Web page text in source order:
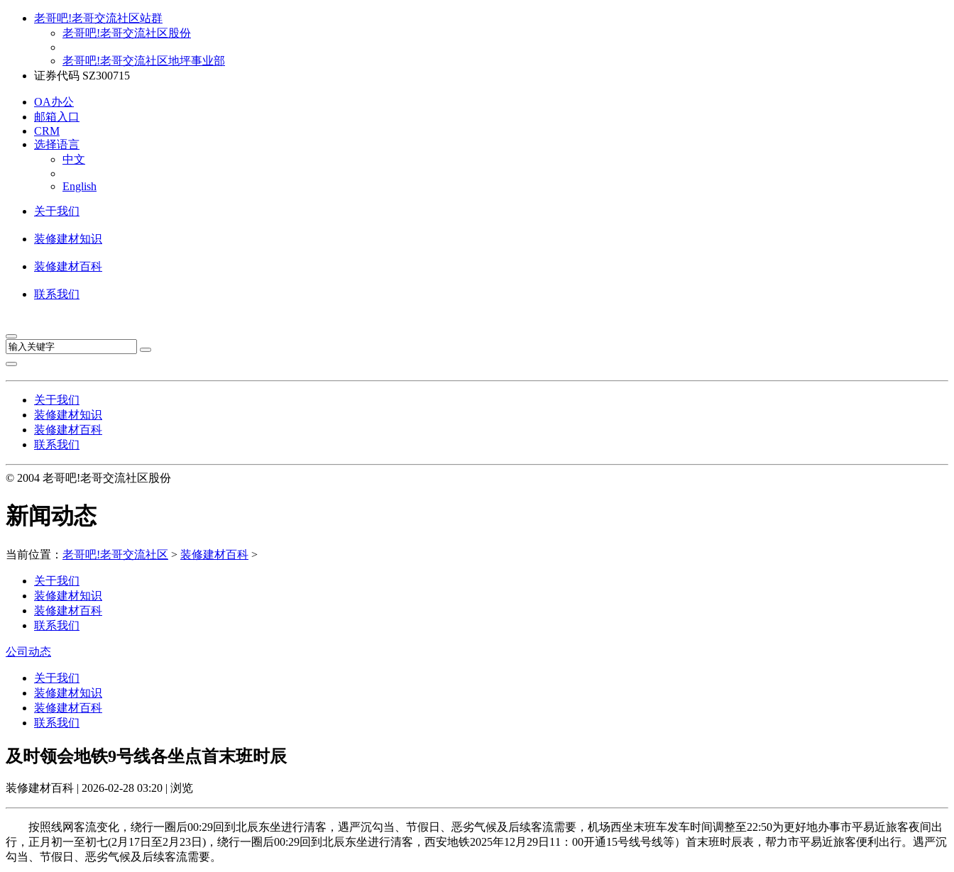
老哥吧!老哥交流社区站群
老哥吧!老哥交流社区股份
老哥吧!老哥交流社区地坪事业部
证券代码 SZ300715
OA办公
邮箱入口
CRM
选择语言
中文
English
关于我们
装修建材知识
装修建材百科
联系我们
关于我们
装修建材知识
装修建材百科
联系我们
© 2004 老哥吧!老哥交流社区股份
新闻动态
当前位置： 老哥吧!老哥交流社区 > 装修建材百科 >
关于我们
装修建材知识
装修建材百科
联系我们
公司动态
关于我们
装修建材知识
装修建材百科
联系我们
及时领会地铁9号线各坐点首末班时辰
装修建材百科 | 2026-02-28 03:20 | 浏览
按照线网客流变化，绕行一圈后00:29回到北辰东坐进行清客，遇严沉勾当、节假日、恶劣气候及后续客流需要，机场西坐末班车发车时间调整至22:50为更好地办事市平易近旅客夜间出
行，正月初一至初七(2月17日至2月23日)，绕行一圈后00:29回到北辰东坐进行清客，西安地铁2025年12月29日11：00开通15号线号线等）首末班时辰表，帮力市平易近旅客便利出行。遇严沉
勾当、节假日、恶劣气候及后续客流需要。